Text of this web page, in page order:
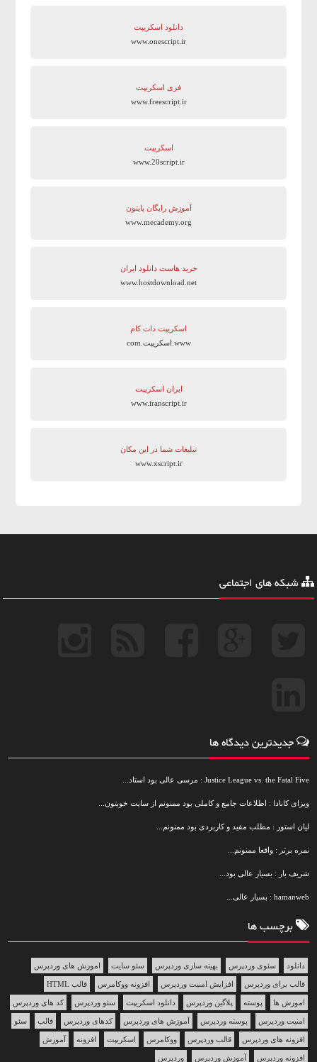
دانلود اسکریپت
www.onescript.ir
فری اسکریپت
www.freescript.ir
اسکریپت
www.20script.ir
آموزش رایگان پایتون
www.mecademy.org
خرید هاست دانلود ایران
www.hostdownload.net
اسکریپت دات کام
www.اسکریپت.com
ایران اسکریپت
www.iranscript.ir
تبلیغات شما در این مکان
www.xscript.ir
شبکه های اجتماعی
جدیدترین دیدگاه ها
Justice League vs. the Fatal Five : مرسی عالی بود استاد...
ویزای کانادا : اطلاعات جامع و کاملی بود ممنونم از سایت خوبتون...
لیان استور : مطلب مفید و کاربردی بود ممنونم...
نمره برتر : واقعا ممنونم...
شریف بار : بسیار عالی بود...
hamanweb : بسیار عالی...
برچسب ها
دانلود سئوی وردپرس بهینه سازی وردپرس سئو سایت اموزش های وردپرس
قالب برای وردپرس افزایش امنیت وردپرس افزونه ووکامرس قالب HTML
اموزش ها پوسته پلاگین وردپرس دانلود اسکریپت سئو وردپرس کد های وردپرس
امنیت وردپرس پوسته وردپرس آموزش های وردپرس کدهای وردپرس قالب سئو
افزونه های وردپرس قالب وردپرس ووکامرس اسکریپت افزونه آموزش
افزونه وردپرس آموزش وردپرس وردپرس